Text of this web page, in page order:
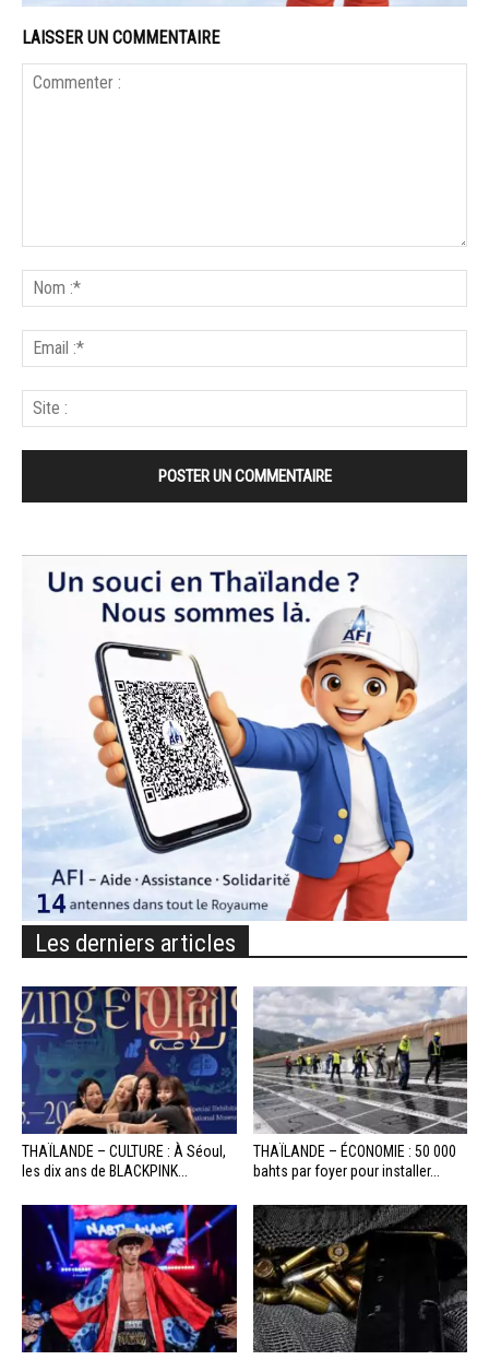
LAISSER UN COMMENTAIRE
Les derniers articles
THAÏLANDE – CULTURE : À Séoul,
les dix ans de BLACKPINK...
THAÏLANDE – ÉCONOMIE : 50 000
bahts par foyer pour installer...